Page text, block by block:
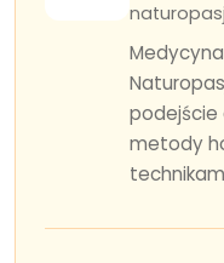
podejście
metody